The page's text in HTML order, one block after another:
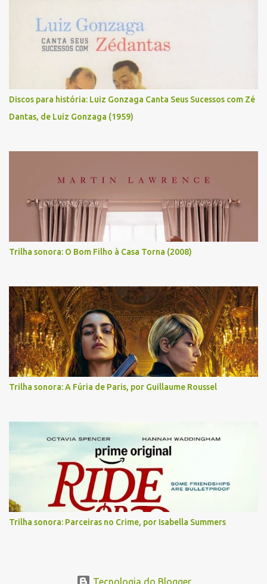
Discos para história: Luiz Gonzaga Canta Seus Sucessos com Zé
Dantas, de Luiz Gonzaga (1959)
Trilha sonora: O Bom Filho à Casa Torna (2008)
Trilha sonora: A Fúria de Paris, por Guillaume Roussel
Trilha sonora: Parceiras no Crime, por Isabella Summers
Tecnologia do Blogger